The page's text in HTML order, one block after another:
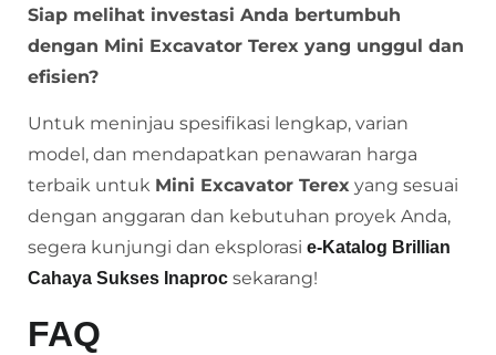
Siap melihat investasi Anda bertumbuh
dengan Mini Excavator Terex yang unggul dan
efisien?
Untuk meninjau spesifikasi lengkap, varian
model, dan mendapatkan penawaran harga
terbaik untuk Mini Excavator Terex yang sesuai
dengan anggaran dan kebutuhan proyek Anda,
segera kunjungi dan eksplorasi e-Katalog Brillian
Cahaya Sukses Inaproc sekarang!
FAQ